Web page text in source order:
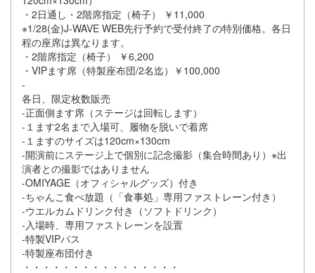
・2日通し・2階席指定（椅子） ￥11,000
※1/28(金)J-WAVE WEB先行予約で受付終了の特別価格。各日
程の座席は異なります。
・2階席指定（椅子） ￥6,200
・VIPます席（特製座布団/2名迄）￥100,000
-
各日、限定枚数販売
-正面側ます席（ステージは回転します）
-１ます2名まで入場可、履物を脱いで着席
-１ますのサイズは120cm×130cm
-開演前にステージ上で個別に記念撮影（集合時間あり）※出
演者との撮影ではありません
-OMIYAGE（オフィシャルグッズ）付き
-ちゃんこ食べ放題（「食事処」専用ファストレーン付き）
-ウエルカムドリンク付き（ソフトドリンク）
-入場時、専用ファストレーンを設置
-特製VIPパス
-特製座布団付き
・・・・・・・・・・・・・・・・